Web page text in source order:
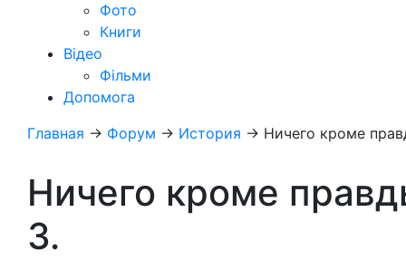
Фото
Книги
Відео
Фільми
Допомога
Главная → Форум → История → Ничего кроме
Ничего кроме
3.